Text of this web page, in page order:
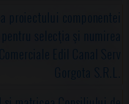
proiectului componentei
selecţia şi numirea
Edil Canal Serv
Gorgota S.R.L.